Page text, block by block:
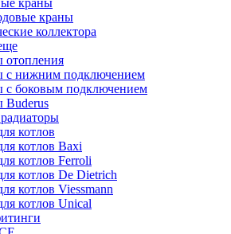
краны
краны
коллектора
отопления
с нижним подключением
с боковым подключением
Buderus
котлов
котлов Baxi
котлов Ferroli
котлов De Dietrich
котлов Viessmann
котлов Unical